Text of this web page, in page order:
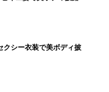
クシー衣装で美ボディ披